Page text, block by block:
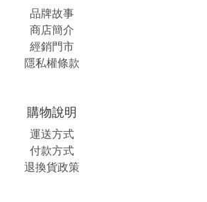
品牌故事
商店簡介
經銷門市
隱私權條款
購物說明
運送方式
付款方式
退換貨政策